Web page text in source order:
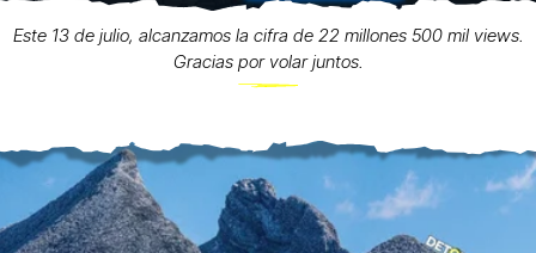
Este 13 de julio, alcanzamos la cifra de 22 millones 500 mil views.
Gracias por volar juntos.